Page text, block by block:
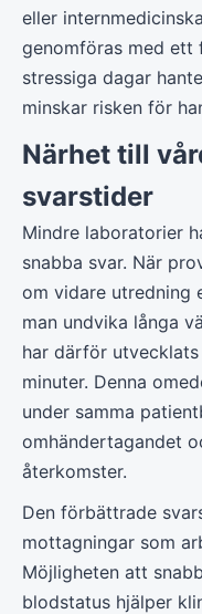
eller
genomföras med
stressiga dagar
minskar risken för
Närhet till
svarstider
Mindre laboratorier
snabba svar. När
om vidare utredning
man undvika långa
har därför
minuter. Denna
under samma
omhändertagandet
återkomster.
Den förbättrade
mottagningar som
Möjligheten att
blodstatus hjälper